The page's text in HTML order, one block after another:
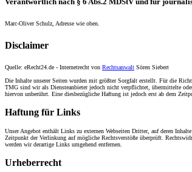
Marc-Oliver Schulz, Adresse wie oben.
Disclaimer
Quelle: eRecht24.de - Internetrecht von Rechtsanwalt Sören Siebert
Die Inhalte unserer Seiten wurden mit größter Sorgfalt erstellt. Für die
TMG sind wir als Diensteanbieter jedoch nicht verpflichtet, übermittelte
hiervon unberührt. Eine diesbezügliche Haftung ist jedoch erst ab dem
Haftung für Links
Unser Angebot enthält Links zu externen Webseiten Dritter, auf deren
Zeitpunkt der Verlinkung auf mögliche Rechtsverstöße überprüft.
werden wir derartige Links umgehend entfernen.
Urheberrecht